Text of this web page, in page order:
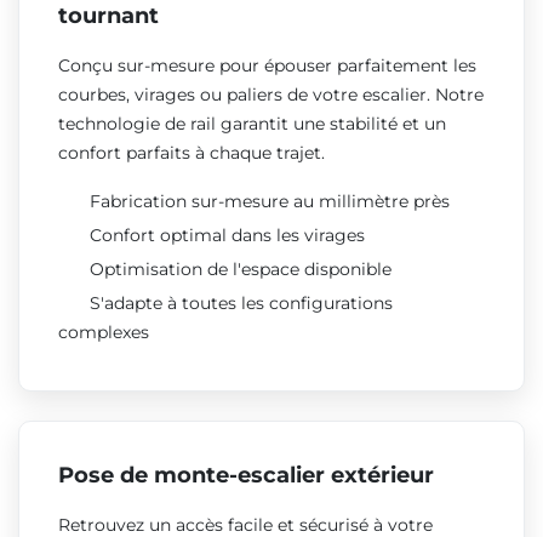
tournant
Conçu sur-mesure pour épouser parfaitement les
courbes, virages ou paliers de votre escalier. Notre
technologie de rail garantit une stabilité et un
confort parfaits à chaque trajet.
Fabrication sur-mesure au millimètre près
Confort optimal dans les virages
Optimisation de l'espace disponible
S'adapte à toutes les configurations
complexes
Pose de monte-escalier extérieur
Retrouvez un accès facile et sécurisé à votre